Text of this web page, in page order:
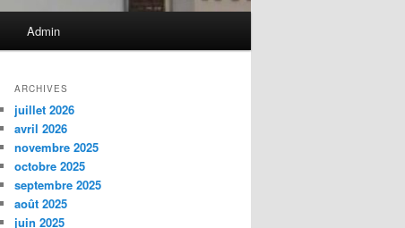
Admin
ARCHIVES
juillet 2026
avril 2026
novembre 2025
octobre 2025
septembre 2025
août 2025
juin 2025